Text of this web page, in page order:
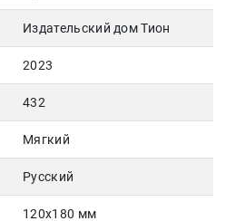
Издательский дом Тион
2023
432
Мягкий
Русский
120х180 мм